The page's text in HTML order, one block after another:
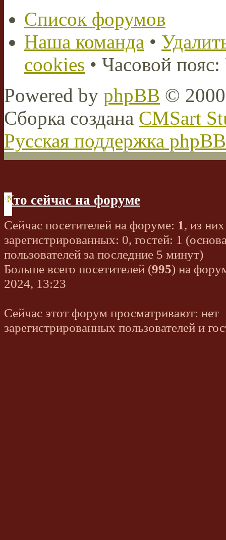
Список форумов
Наша команда •
cookies • Часовой
Powered by phpBB ©
Сборка создана CMSart
Русская поддержка phpBB
Кто сейчас на форуме
Сейчас посетителей на форуме: 1, из них
зарегистрированных: 0, гостей: 1
пользователей за последние 5 минут)
Больше всего посетителей (995) на
2024, 13:23
Сейчас этот форум просматривают: нет
зарегистрированных пользователей и